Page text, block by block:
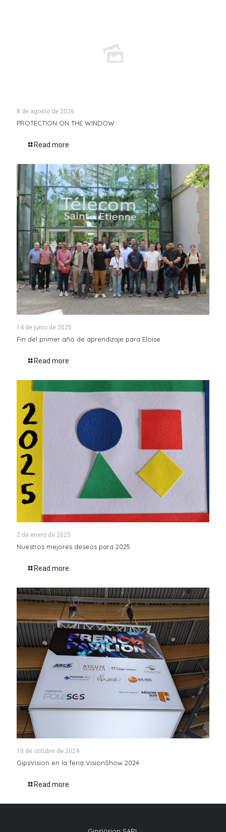
8 de agosto de 2026
PROTECTION ON THE WINDOW
Read more
14 de junio de 2025
Fin del primer año de aprendizaje para Eloïse
Read more
2 de enero de 2025
Nuestros mejores deseos para 2025
Read more
10 de octubre de 2024
GipsVision en la feria VisionShow 2024
Read more